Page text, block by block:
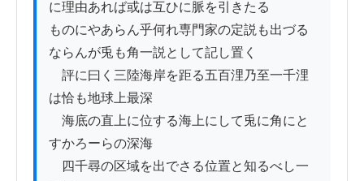
に理由あれば或は互ひに脈を引きたる
ものにやあらん乎何れ専門家の定説も出づる
ならんが兎も角一説として記し置く
評に曰く三陸海岸を距る五百浬乃至一千浬
は恰も地球上最深
海底の直上に位する海上にして兎に角にと
すかろーらの深海
四千尋の区域を出でさる位置と知るべし一